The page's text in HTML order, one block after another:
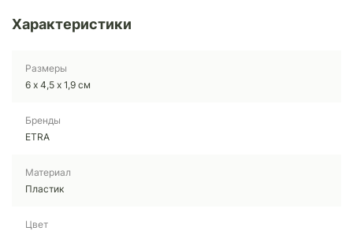
Характеристики
Размеры
6 х 4,5 х 1,9 см
Бренды
ETRA
Материал
Пластик
Цвет